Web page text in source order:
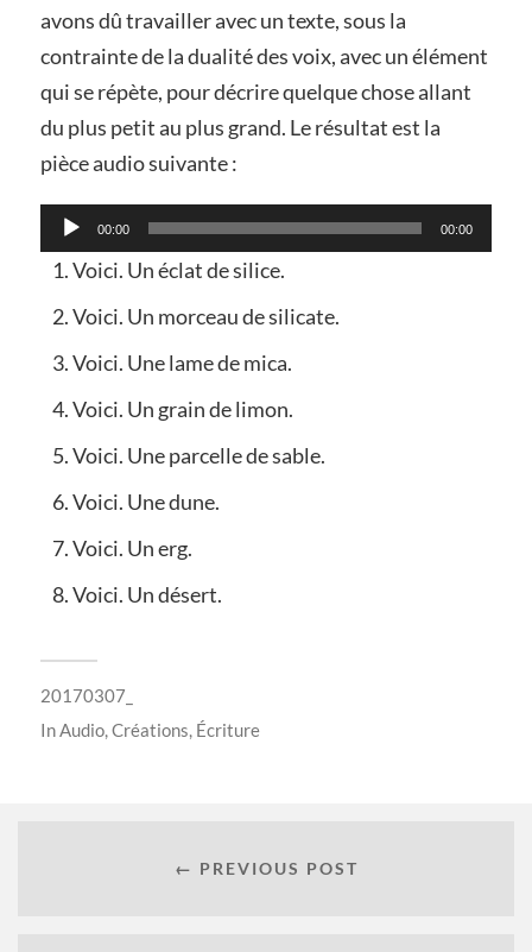
avons dû travailler avec un texte, sous la
contrainte de la dualité des voix, avec un élément
qui se répète, pour décrire quelque chose allant
du plus petit au plus grand. Le résultat est la
pièce audio suivante :
Lecteur
audio
00:00 00:00
Voici. Un éclat de silice.
Voici. Un morceau de silicate.
Voici. Une lame de mica.
Voici. Un grain de limon.
Voici. Une parcelle de sable.
Voici. Une dune.
Voici. Un erg.
Voici. Un désert.
20170307_
InAudio,Créations, Écriture
← PREVIOUS POST